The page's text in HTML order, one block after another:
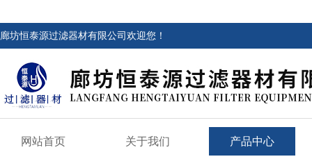
廊坊恒泰源过滤器材有限公司欢迎您！
网站首页 关于我们 产品中心